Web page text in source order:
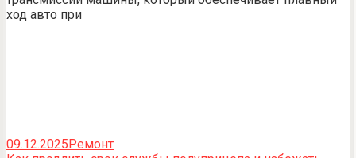
ход авто при
09.12.2025Ремонт